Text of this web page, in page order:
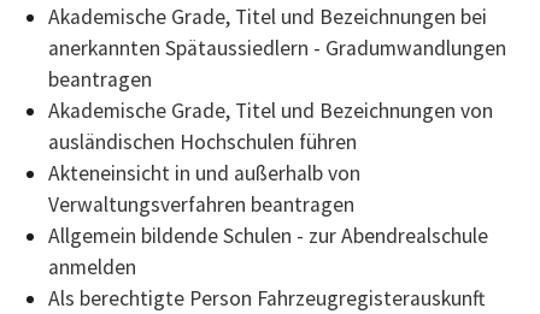
Akademische Grade, Titel und Bezeichnungen bei
anerkannten Spätaussiedlern - Gradumwandlungen
beantragen
Akademische Grade, Titel und Bezeichnungen von
ausländischen Hochschulen führen
Akteneinsicht in und außerhalb von
Verwaltungsverfahren beantragen
Allgemein bildende Schulen - zur Abendrealschule
anmelden
Als berechtigte Person Fahrzeugregisterauskunft